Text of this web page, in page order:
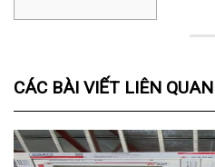
CÁC BÀI VIẾT LIÊN QUAN